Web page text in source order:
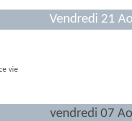
Vendredi 21
vie
vendredi 07